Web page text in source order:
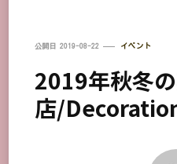
公開日 2019-08-22 イベント
2019年秋冬
店/